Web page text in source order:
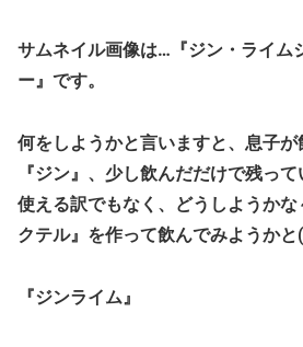
サムネイル画像は…『ジン・ライム
ー』です。
何をしようかと言いますと、息子
『ジン』、少し飲んだだけで残っ
使える訳でもなく、どうしようか
クテル』を作って飲んでみようかと
『ジンライム』